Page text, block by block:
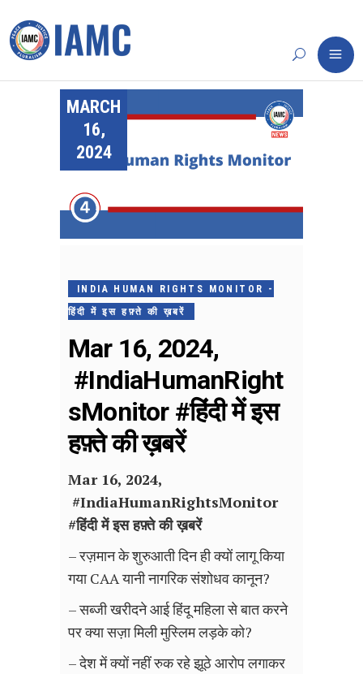
MARCH
16,
2024
INDIA HUMAN RIGHTS MONITOR -
हिंदी में इस हफ़्ते की ख़बरें
Mar 16, 2024,
#IndiaHumanRight
sMonitor #हिंदी में इस
हफ़्ते की ख़बरें
Mar 16, 2024,
#IndiaHumanRightsMonitor
#हिंदी में इस हफ़्ते की ख़बरें
– रज़मान के शुरुआती दिन ही क्यों लागू किया
गया CAA यानी नागरिक संशोधव कानून?
– सब्जी खरीदने आई हिंदू महिला से बात करने
पर क्या सज़ा मिली मुस्लिम लड़के को?
– देश में क्यों नहीं रुक रहे झूठे आरोप लगाकर